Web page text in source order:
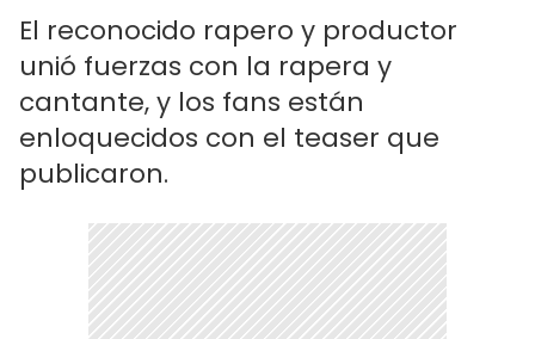
El reconocido rapero y productor
unió fuerzas con la rapera y
cantante, y los fans están
enloquecidos con el teaser que
publicaron.